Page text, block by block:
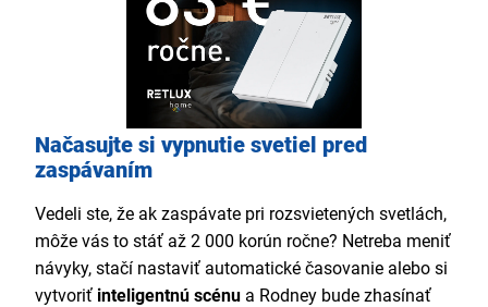
Načasujte si vypnutie svetiel pred
zaspávaním
Vedeli ste, že ak zaspávate pri rozsvietených svetlách,
môže vás to stáť až 2 000 korún ročne? Netreba meniť
návyky, stačí nastaviť automatické časovanie alebo si
vytvoriť inteligentnú scénu a Rodney bude zhasínať